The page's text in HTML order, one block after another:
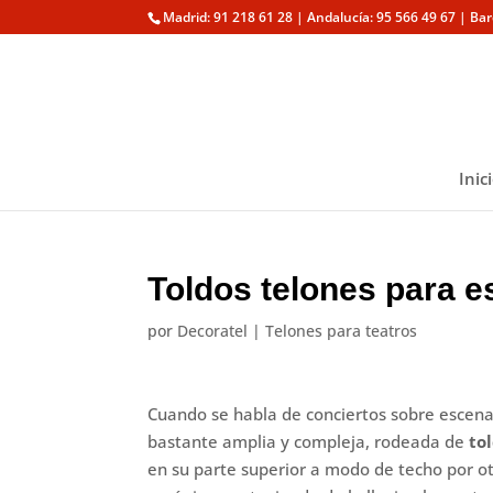
Madrid: 91 218 61 28 | Andalucía: 95 566 49 67 |
Toldos telones para
por Decoratel |Telones para teatros
Cuando se habla de conciertos sobre
bastante amplia y compleja, rodeada de
en su parte superior a modo de techo por